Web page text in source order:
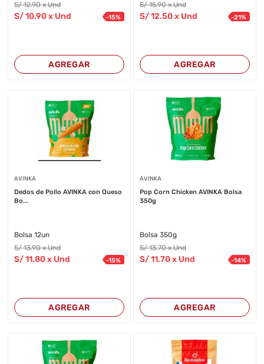
S/12.90 x Und
S/10.90 x Und -15%
AGREGAR
S/15.90 x Und
S/12.50x Und -21%
AGREGAR
AVINKA
Dedos de Pollo AVINKA con Queso
Bo...
Bolsa 12un
S/13.90 x Und
S/11.80 x Und -15%
AGREGAR
AVINKA
Pop Corn Chicken AVINKA Bolsa
350g
Bolsa 350g
S/13.70 x Und
S/11.70x Und -14%
AGREGAR